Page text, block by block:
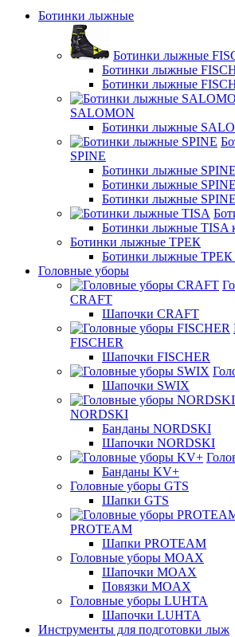
Ботинки лыжные
Ботинки лыжные
Ботинки лыжные
Ботинки лыжные
SALOMON
Ботинки лыжные
SPINE
Ботинки лыжные SPINE
Ботинки лыжные
Ботинки лыжные
Ботинки лыжные TISA
Ботинки лыжные ТРЕК
Ботинки лыжные ТРЕК
Головные уборы
CRAFT
Шапочки CRAFT
FISCHER
Шапочки FISCHER
Шапочки SWIX
NORDSKI
Банданы NORDSKI
Шапочки NORDSKI
Банданы KV+
Головные уборы GTS
Шапки GTS
PROTEAM
Шапки PROTEAM
Головные уборы MOAX
Шапочки MOAX
Повязки MOAX
Головные уборы LUHTA
Шапочки LUHTA
Инструменты для подготовки лыж